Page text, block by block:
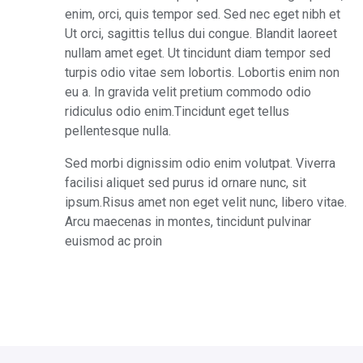
enim, orci, quis tempor sed. Sed nec eget nibh et
Ut orci, sagittis tellus dui congue. Blandit laoreet
nullam amet eget. Ut tincidunt diam tempor sed
turpis odio vitae sem lobortis. Lobortis enim non
eu a. In gravida velit pretium commodo odio
ridiculus odio enim.Tincidunt eget tellus
pellentesque nulla.
Sed morbi dignissim odio enim volutpat. Viverra
facilisi aliquet sed purus id ornare nunc, sit
ipsum.Risus amet non eget velit nunc, libero vitae.
Arcu maecenas in montes, tincidunt pulvinar
euismod ac proin